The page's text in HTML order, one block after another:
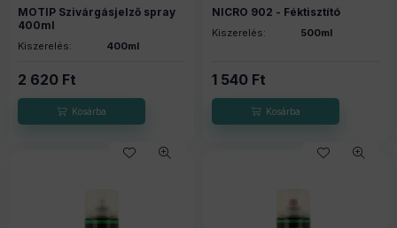
MOTIP Szivárgásjelző spray
400ml
Kiszerelés: 400ml
2 620 Ft
NICRO 902 - Féktisztító
Kiszerelés: 500ml
1 540 Ft